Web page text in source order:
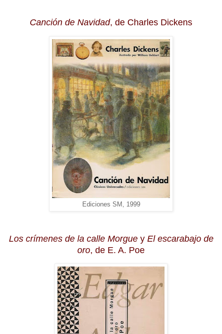
Canción de Navidad, de Charles Dickens
Ediciones SM, 1999
Los crímenes de la calle Morgue y El escarabajo de
oro, de E. A. Poe